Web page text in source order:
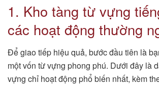
1. Kho tàng từ vựng
các hoạt động thường
Để giao tiếp hiệu quả, bước đầu tiên là
một vốn từ vựng phong phú. Dưới đây là
vựng chỉ hoạt động phổ biến nhất, kèm